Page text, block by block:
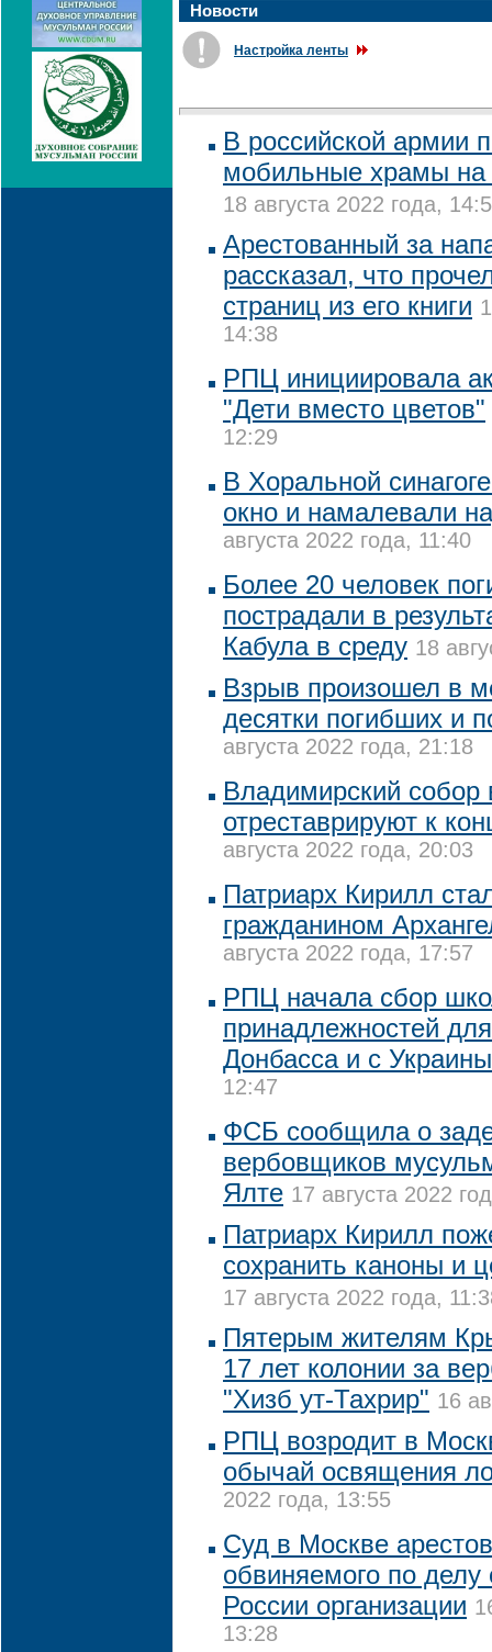
Новости
Настройка ленты
В российской армии
мобильные храмы на
18 августа 2022 года,
Арестованный за
рассказал, что
страниц из его книги
14:38
РПЦ инициировала
"Дети вместо цветов"
12:29
В Хоральной
окно и намалевали
августа 2022 года, 11:40
Более 20 человек
пострадали в
Кабула в среду 18
Взрыв произошел в
десятки погибших и
августа 2022 года, 21:18
Владимирский собор
отреставрируют к
августа 2022 года, 20:03
Патриарх Кирилл
гражданином
августа 2022 года, 17:57
РПЦ начала сбор
принадлежностей
Донбасса и с Украины
12:47
ФСБ сообщила о
вербовщиков
Ялте 17 августа 2022
Патриарх Кирилл
сохранить каноны и
17 августа 2022 года,
Пятерым жителям
17 лет колонии за
"Хизб ут-Тахрир" 16
РПЦ возродит в
обычай освящения
2022 года, 13:55
Суд в Москве
обвиняемого по
России организации
13:28